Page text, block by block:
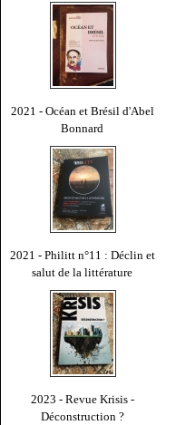
2021 - Océan et Brésil d'Abel
Bonnard
2021 - Philitt n°11 : Déclin et
salut de la littérature
2023 - Revue Krisis -
Déconstruction ?